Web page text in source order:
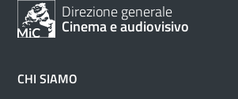
Direzione generale
Cinema e audiovisivo
CHI SIAMO